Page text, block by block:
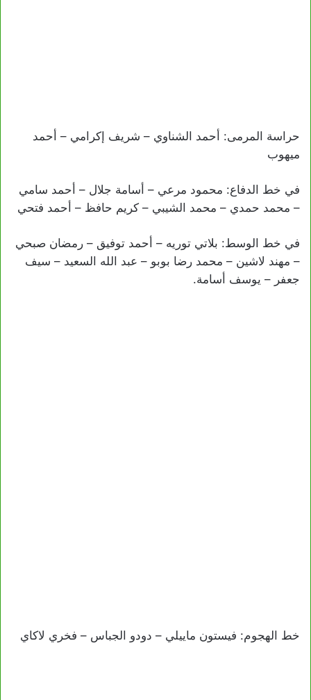
حراسة المرمى: أحمد الشناوي – شريف إكرامي – أحمد
ميهوب
في خط الدفاع: محمود مرعي – أسامة جلال – أحمد سامي
– محمد حمدي – محمد الشيبي – كريم حافظ – أحمد فتحي
في خط الوسط: بلاتي توريه – أحمد توفيق – رمضان صبحي
– مهند لاشين – محمد رضا بوبو – عبد الله السعيد – سيف
جعفر – يوسف أسامة.
خط الهجوم: فيستون ماييلي – دودو الجباس – فخري لاكاي